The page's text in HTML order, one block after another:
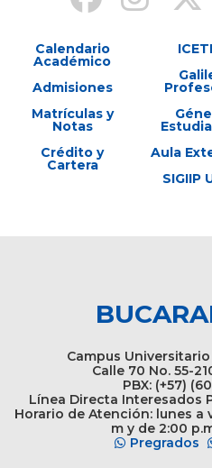
Calendario
Académico
Admisiones
Matrículas y
Notas
Crédito y
Cartera
Aula
SIGIIP
Campus
Calle 70 No. 55-
PBX: (+57)
Línea Directa Interesados
Horario de Atención: lunes a
m y de 2:00
Pregrados